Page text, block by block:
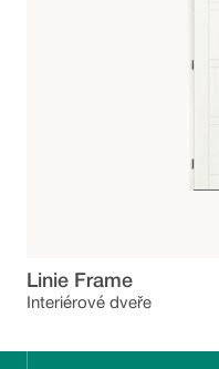
Linie Frame
Interiérové dveře